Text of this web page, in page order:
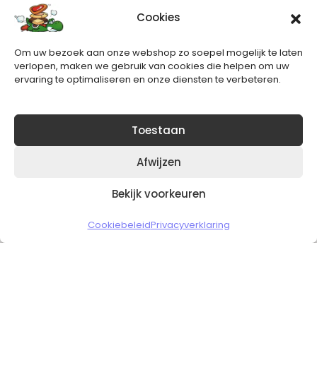
Cookies
Om uw bezoek aan onze webshop zo soepel mogelijk te laten
verlopen, maken we gebruik van cookies die helpen om uw
ervaring te optimaliseren en onze diensten te verbeteren.
Toestaan
Afwijzen
Bekijk voorkeuren
CookiebeleidPrivacyverklaring
Nieuwsbrief
Blijft op de hoogte van het laatste nieuws.